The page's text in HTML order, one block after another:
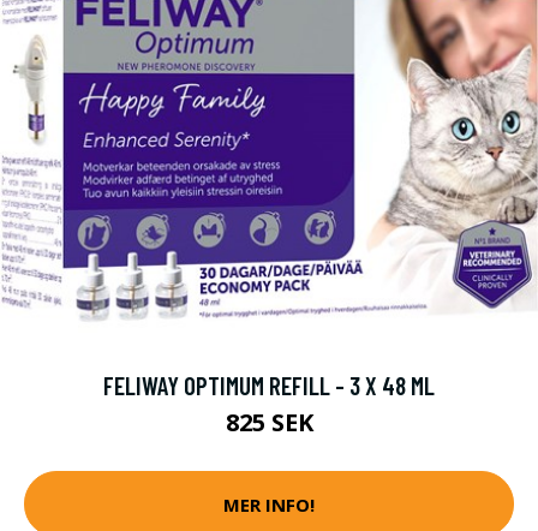
FELIWAY OPTIMUM REFILL - 3 X 48 ML
825 SEK
MER INFO!